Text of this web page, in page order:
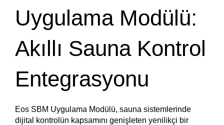
Uygulama Modülü:
Akıllı Sauna Kontrol
Entegrasyonu
Eos SBM Uygulama Modülü, sauna sistemlerinde
dijital kontrolün kapsamını genişleten yenilikçi bir